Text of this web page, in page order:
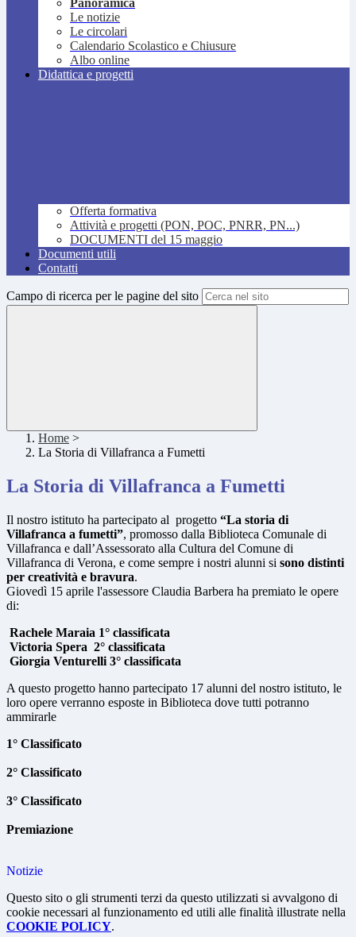
Panoramica
Le notizie
Le circolari
Calendario Scolastico e Chiusure
Albo online
Didattica e progetti
Offerta formativa
Attività e progetti (PON, POC, PNRR, PN...)
DOCUMENTI del 15 maggio
Documenti utili
Contatti
Campo di ricerca per le pagine del sito
Home >
La Storia di Villafranca a Fumetti
La Storia di Villafranca a Fumetti
Il nostro istituto ha partecipato al progetto “La storia di
Villafranca a fumetti”, promosso dalla Biblioteca Comunale di
Villafranca e dall’Assessorato alla Cultura del Comune di
Villafranca di Verona, e come sempre i nostri alunni si sono distinti
per creatività e bravura.
Giovedì 15 aprile l'assessore Claudia Barbera ha premiato le opere
di:
Rachele Maraia 1° classificata
Victoria Spera 2° classificata
Giorgia Venturelli 3° classificata
A questo progetto hanno partecipato 17 alunni del nostro istituto, le
loro opere verranno esposte in Biblioteca dove tutti potranno
ammirarle
1° Classificato
2° Classificato
3° Classificato
Premiazione
Notizie
Questo sito o gli strumenti terzi da questo utilizzati si avvalgono di
cookie necessari al funzionamento ed utili alle finalità illustrate nella
COOKIE POLICY.